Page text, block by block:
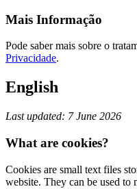
Mais Informação
Pode saber mais sobre o
Privacidade.
English
Last updated: 7 June 2026
What are cookies?
Cookies are small text files
website. They can be used to